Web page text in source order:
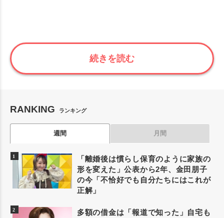
続きを読む
RANKING ランキング
週間 月間
「離婚後は慣らし保育のように家族の
形を変えた」公表から2年、金田朋子
の今「不恰好でも自分たちにはこれが
正解」
多額の借金は「報道で知った」自宅も